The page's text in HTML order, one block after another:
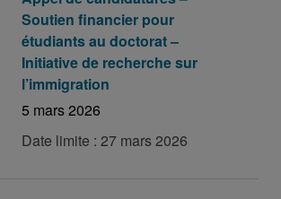
Soutien financier pour
étudiants au doctorat –
Initiative de recherche sur
l’immigration
5 mars 2026
Date limite : 27 mars 2026